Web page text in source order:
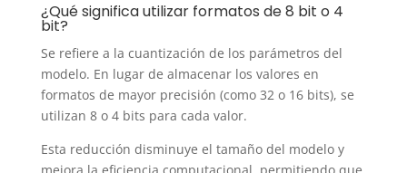
¿Qué significa utilizar formatos de 8 bit o 4
bit?
Se refiere a la cuantización de los parámetros del
modelo. En lugar de almacenar los valores en
formatos de mayor precisión (como 32 o 16 bits), se
utilizan 8 o 4 bits para cada valor.
Esta reducción disminuye el tamaño del modelo y